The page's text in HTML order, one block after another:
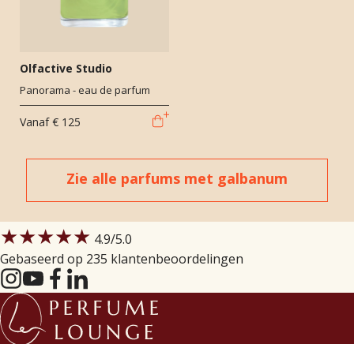
Olfactive Studio
Panorama - eau de parfum
Vanaf € 125
Zie alle parfums met galbanum
★★★★★ 4.9/5.0
Gebaseerd op 235 klantenbeoordelingen